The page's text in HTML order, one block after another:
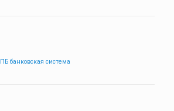
банковская система